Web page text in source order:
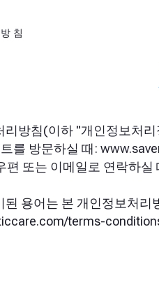
침
리방침(이하 "개인정보처
를 방문하실 때:
편 또는 이메일로 연락하실
된 용어는 본 개인정보처
terms-